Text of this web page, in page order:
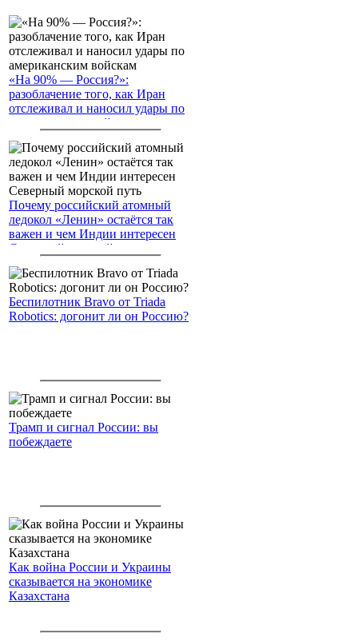
«На 90% — Россия?»:
разоблачение того, как Иран
отслеживал и наносил удары по
американским войскам
Почему российский атомный
ледокол «Ленин» остаётся так
важен и чем Индии интересен
Северный морской путь
Беспилотник Bravo от Triada
Robotics: догонит ли он Россию?
Трамп и сигнал России: вы
побеждаете
Как война России и Украины
сказывается на экономике
Казахстана